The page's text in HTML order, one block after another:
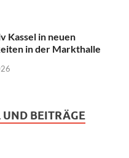
Kassel in neuen
in der Markthalle
UND BEITRÄGE